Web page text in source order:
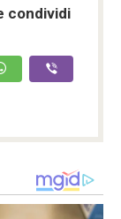
condividi